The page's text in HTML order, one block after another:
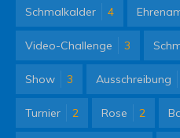
Schmalkalder 4
Video-Challenge 3
Show 3 Ausschreibung
Turnier 2 Rose 2